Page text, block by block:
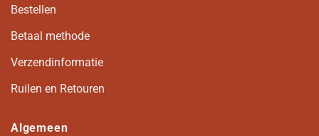
Bestellen
Betaal methode
Verzendinformatie
Ruilen en Retouren
Algemeen